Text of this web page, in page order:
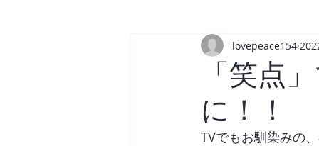
「笑点
に！！
lovepeace154
TVでもお馴染みの